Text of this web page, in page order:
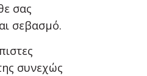
σας
σεβασμό.
συνεχώς